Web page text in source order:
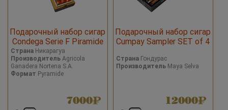
Подарочный набор сигар
Condega Serie F Piramide
Страна Никарагуа
Производитель Agricola
Ganadera Nortena S.A.
Формат Pyramide
7000
Подарочный набор сигар
Cumpay Sampler SET of 4
СтранаГондурас
ПроизводительMaya Selva
12000